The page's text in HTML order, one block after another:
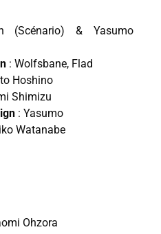
(Scénario) & Yasumo
: Wolfsbane, Flad
Hoshino
Shimizu
: Yasumo
Watanabe
Ohzora